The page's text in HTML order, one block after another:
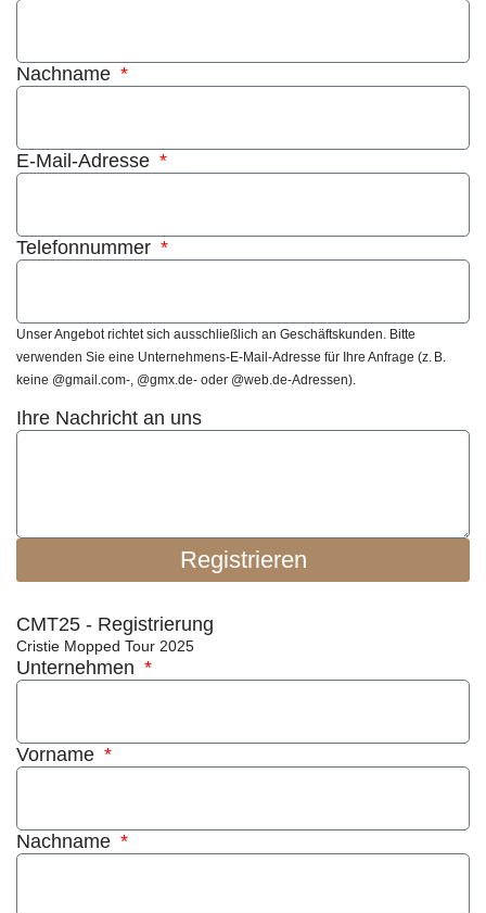
Nachname
E-Mail-Adresse
Telefonnummer
Unser Angebot richtet sich ausschließlich an Geschäftskunden. Bitte
verwenden Sie eine Unternehmens-E-Mail-Adresse für Ihre Anfrage (z. B.
keine @gmail.com-, @gmx.de- oder @web.de-Adressen).
Ihre Nachricht an uns
Registrieren
CMT25 - Registrierung
Cristie Mopped Tour 2025
Unternehmen
Vorname
Nachname